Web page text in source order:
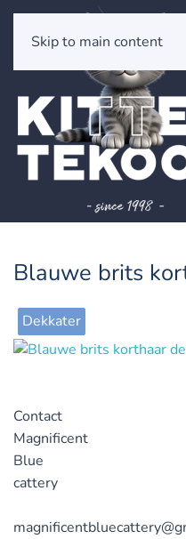
Skip to main content
Blauwe brits
Dekkater
Contact
Magnificent
Blue
cattery